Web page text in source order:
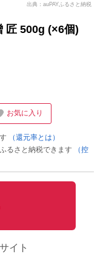
出典：auPAYふるさと納税
匠 500g (×6個)
お気に入り
（還元率とは）
るさと納税できます
（控
イト